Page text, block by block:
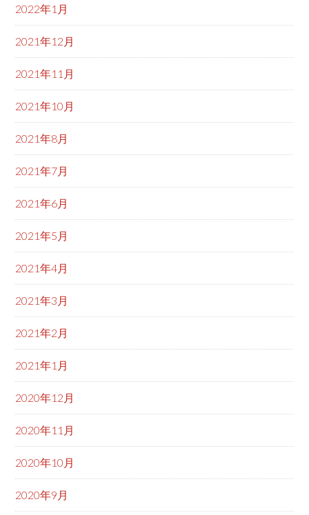
2022年1月
2021年12月
2021年11月
2021年10月
2021年8月
2021年7月
2021年6月
2021年5月
2021年4月
2021年3月
2021年2月
2021年1月
2020年12月
2020年11月
2020年10月
2020年9月